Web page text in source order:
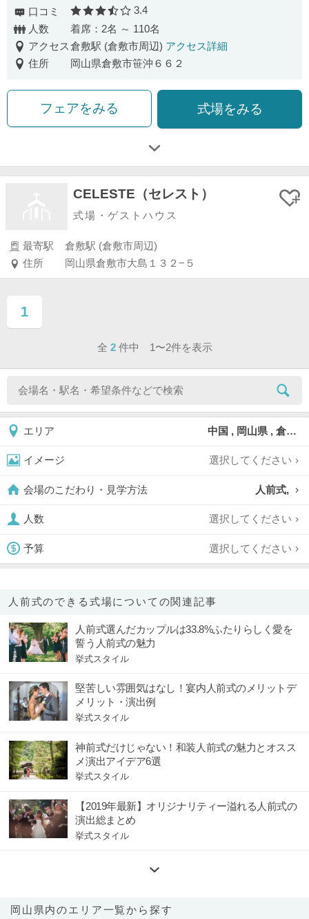
口コミ 口コミ評価
3.4
人数
着席：2名 ～ 110名
アクセス倉敷駅 (倉敷市周辺) アクセス詳細
住所
岡山県倉敷市笹沖６６２
フェアをみる 式場をみる
CELESTE（セレスト）
式場・ゲストハウス
最寄駅
倉敷駅 (倉敷市周辺)
住所
岡山県倉敷市大島１３２−５
1
ページ目
全 2 件中 1〜2件を表示
エリア 中国 , 岡山県 , 倉敷
イメージ 選択してください
会場のこだわり・見学方法 人前式,
人数 選択してください
予算 選択してください
人前式のできる式場についての関連記事
人前式選んだカップルは33.8%ふたりらしく愛を
誓う人前式の魅力
挙式スタイル
堅苦しい雰囲気はなし！宴内人前式のメリットデ
メリット・演出例
挙式スタイル
神前式だけじゃない！和装人前式の魅力とオスス
メ演出アイデア6選
挙式スタイル
【2019年最新】オリジナリティー溢れる人前式の
演出総まとめ
挙式スタイル
岡山県内のエリア一覧から探す